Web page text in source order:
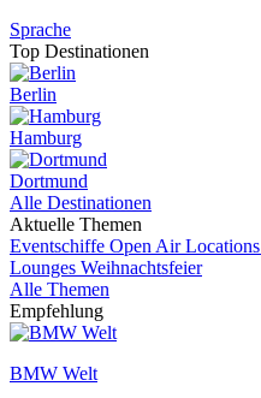
Sprache
Top Destinationen
Berlin
Hamburg
Dortmund
Alle Destinationen
Aktuelle Themen
Eventschiffe Open Air Locations
Lounges Weihnachtsfeier
Alle Themen
Empfehlung
BMW Welt